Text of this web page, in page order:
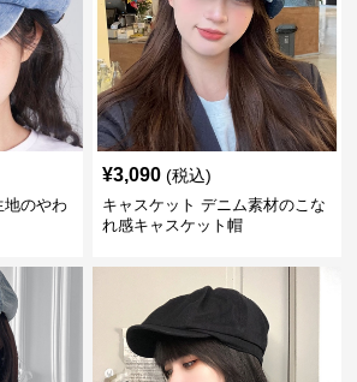
地のやわ
¥3,090 (税込)
キャスケット デニム素材のこな
れ感キャスケット帽